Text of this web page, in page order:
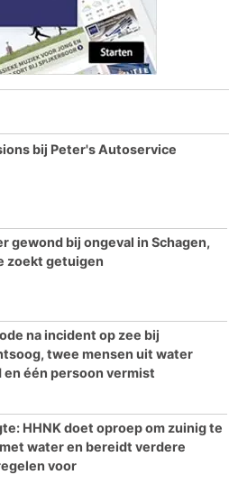
bij Peter's Autoservice
gewond bij ongeval in Schagen,
zoekt getuigen
na incident op zee bij
twee mensen uit water
en één persoon vermist
HHNK doet oproep om zuinig te
water en bereidt verdere
voor